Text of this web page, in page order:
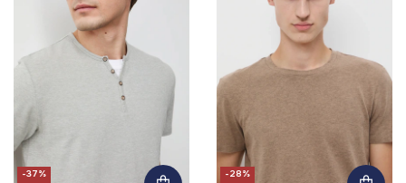
-37%
-28%